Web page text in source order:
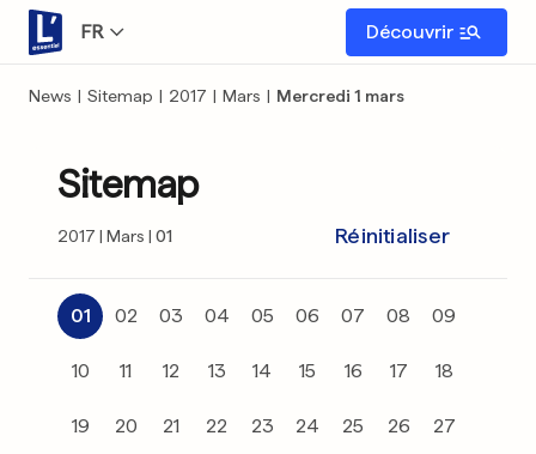
FR Découvrir
News | Sitemap | 2017 | Mars | Mercredi 1 mars
Sitemap
2017 Mars 01 Réinitialiser
01 02 03 04 05 06 07 08 09
10 11 12 13 14 15 16 17 18
19 20 21 22 23 24 25 26 27